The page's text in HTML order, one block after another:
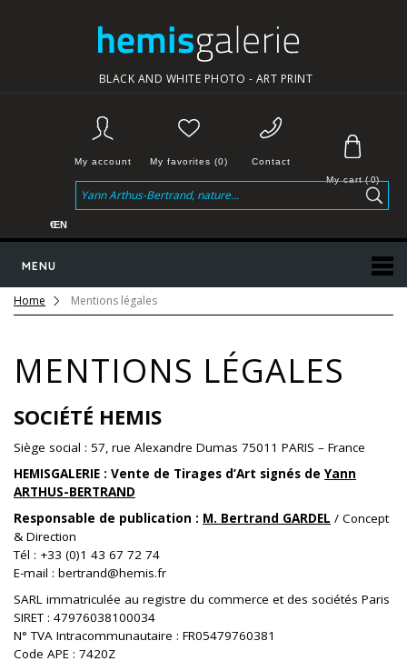
BLACK AND WHITE PHOTO - ART PRINT
My cart( 0)
Contact
My favorites (0)
My account
MENU
€EN
Home Mentions légales
MENTIONS LÉGALES
SOCIÉTÉ HEMIS
Siège social : 57, rue Alexandre Dumas 75011 PARIS – France
HEMISGALERIE : Vente de Tirages d’Art signés de Yann
ARTHUS-BERTRAND
Responsable de publication : M. Bertrand GARDEL / Concept
& Direction
Tél : +33 (0)1 43 67 72 74
E-mail : bertrand@hemis.fr
SARL immatriculée au registre du commerce et des sociétés Paris
SIRET : 47976038100034
N° TVA Intracommunautaire : FR05479760381
Code APE : 7420Z